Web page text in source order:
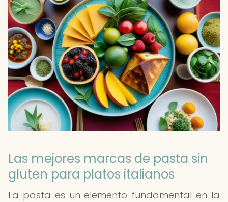
Las mejores marcas de pasta sin
gluten para platos italianos
La pasta es un elemento fundamental en la